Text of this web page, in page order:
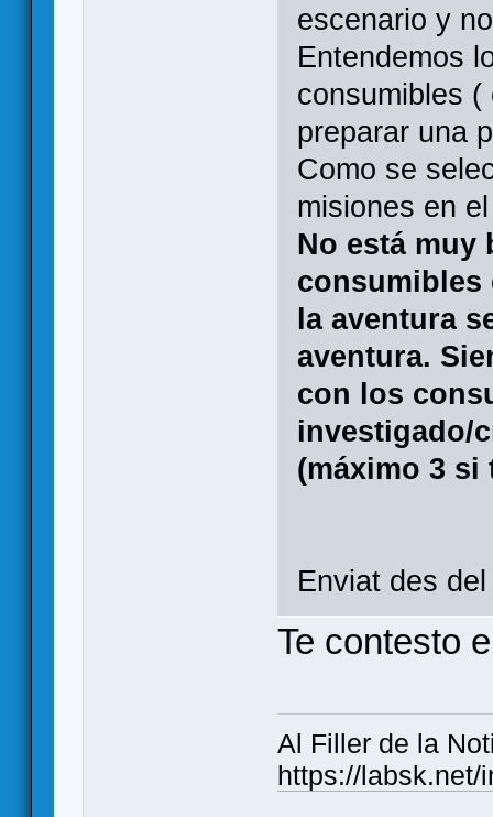
escenario y
Entendemos
consumibles
preparar una
Como se
misiones en
No está muy
consumibles
la aventura
aventura.
con los
investigado/
(máximo 3 si
Enviat des
Te contesto
Al Filler de la
https://labsk.net/